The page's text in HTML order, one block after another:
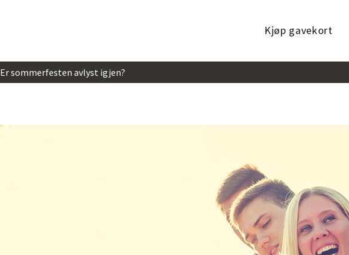
Kjøp gavekort
Er sommerfesten avlyst igjen?